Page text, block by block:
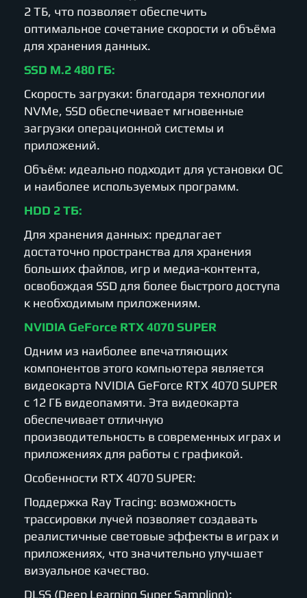
2 ТБ, что позволяет обеспечить
оптимальное сочетание скорости и объёма
для хранения данных.
SSD M.2 480 ГБ:
Скорость загрузки: благодаря технологии
NVMe, SSD обеспечивает мгновенные
загрузки операционной системы и
приложений.
Объём: идеально подходит для установки ОС
и наиболее используемых программ.
HDD 2 ТБ:
Для хранения данных: предлагает
достаточно пространства для хранения
больших файлов, игр и медиа-контента,
освобождая SSD для более быстрого доступа
к необходимым приложениям.
NVIDIA GeForce RTX 4070 SUPER
Одним из наиболее впечатляющих
компонентов этого компьютера является
видеокарта NVIDIA GeForce RTX 4070 SUPER
с 12 ГБ видеопамяти. Эта видеокарта
обеспечивает отличную
производительность в современных играх и
приложениях для работы с графикой.
Особенности RTX 4070 SUPER:
Поддержка Ray Tracing: возможность
трассировки лучей позволяет создавать
реалистичные световые эффекты в играх и
приложениях, что значительно улучшает
визуальное качество.
DLSS (Deep Learning Super Sampling):